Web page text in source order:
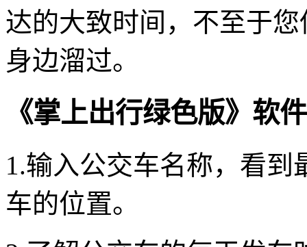
达的大致时间，不至于
身边溜过。
《掌上出行绿色版》软
1.输入公交车名称，看
车的位置。